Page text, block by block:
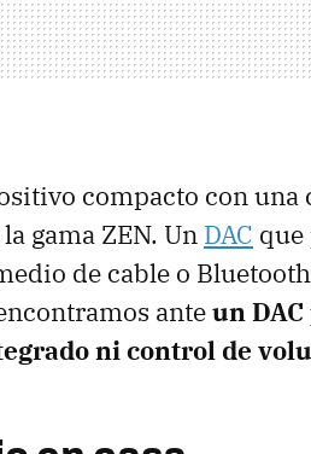
compacto con una
gama ZEN. Un DAC
de cable o
anteun
ni control de